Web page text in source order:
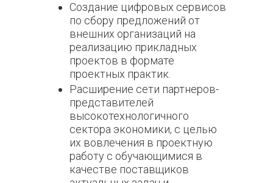
Создание цифровых сервисов
по сбору предложений от
внешних организаций на
реализацию прикладных
проектов в формате
проектных практик.
Расширение сети партнеров-
представителей
высокотехнологичного
сектора экономики, с целью
их вовлечения в проектную
работу с обучающимися в
качестве поставщиков